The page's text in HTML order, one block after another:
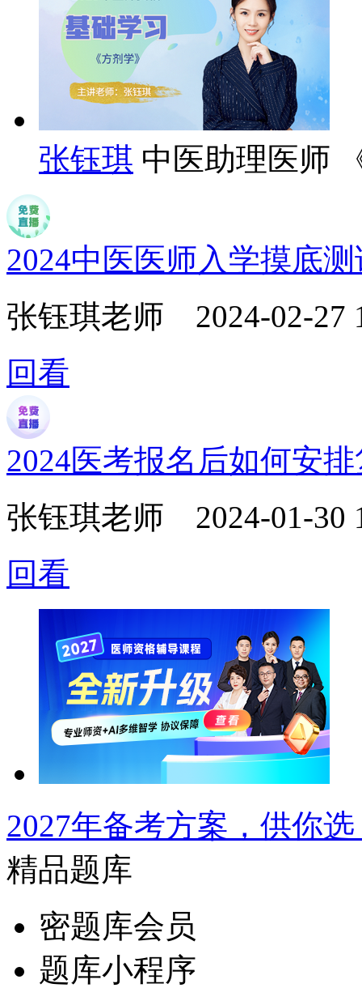
张钰琪 中医助理医师
2024中医医师入学摸底
张钰琪老师 2024-02-27
回看
2024医考报名后如何安
张钰琪老师 2024-01-30
回看
2027年备考方案，供你
精品题库
密题库会员
题库小程序